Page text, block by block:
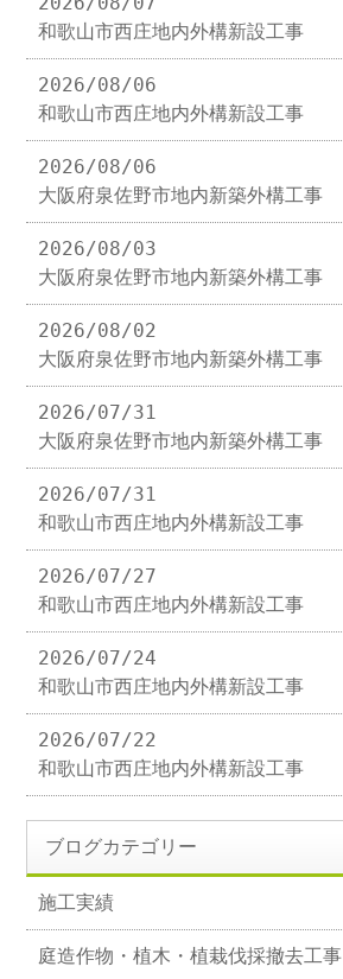
和歌山市西庄地内外構新設工事
2026/08/06
和歌山市西庄地内外構新設工事
2026/08/06
大阪府泉佐野市地内新築外構工事
2026/08/03
大阪府泉佐野市地内新築外構工事
2026/08/02
大阪府泉佐野市地内新築外構工事
2026/07/31
大阪府泉佐野市地内新築外構工事
2026/07/31
和歌山市西庄地内外構新設工事
2026/07/27
和歌山市西庄地内外構新設工事
2026/07/24
和歌山市西庄地内外構新設工事
2026/07/22
和歌山市西庄地内外構新設工事
ブログカテゴリー
施工実績
庭造作物・植木・植栽伐採撤去工事